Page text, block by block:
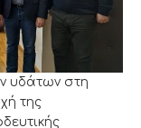
υδάτων στη
της